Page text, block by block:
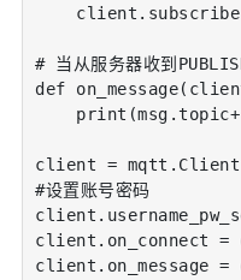
# 当从服务器收到
def
client =
#设置账号密码
client.on_connect =
client.on_message =